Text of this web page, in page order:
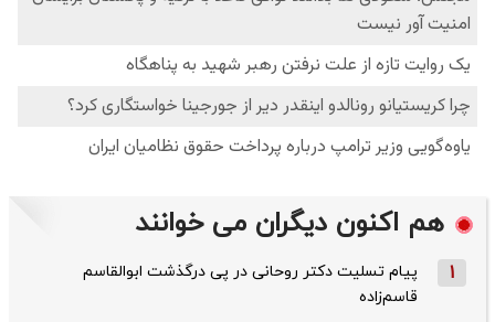
هم اکنون دیگران می خوانند
1
پیام تسلیت دکتر روحانی در پی درگذشت ابوالقاسم
قاسم‌زاده